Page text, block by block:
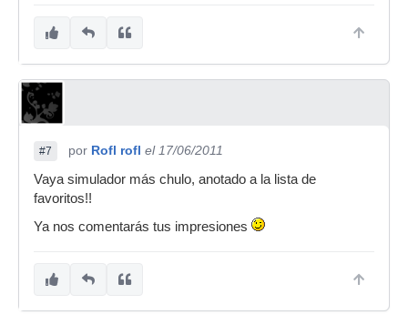
#7 por Rofl rofl el 17/06/2011
Vaya simulador más chulo, anotado a la lista de
favoritos!!
Ya nos comentarás tus impresiones